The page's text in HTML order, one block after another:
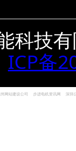
科技
ICP备
网站建设公司 步进电机资讯网 深圳